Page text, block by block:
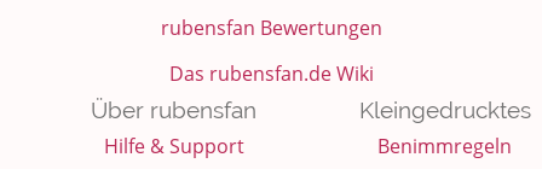
rubensfan Bewertungen
Das rubensfan.de Wiki
Über rubensfan
Hilfe & Support
Kleingedrucktes
Benimmregeln